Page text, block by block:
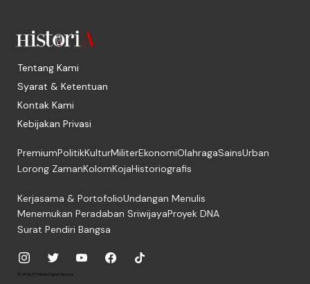
Tentang Kami
Syarat & Ketentuan
Kontak Kami
Kebijakan Privasi
PremiumPolitikKulturMiliterEkonomiOlahragaSainsUrban
Lorong ZamanKolomKojaHistoriografis
Kerjasama & PortofolioUndangan Menulis
Menemukan Peradaban SriwijayaProyek DNA
Surat Pendiri Bangsa
© 2026, PT. Media Digital Historia.